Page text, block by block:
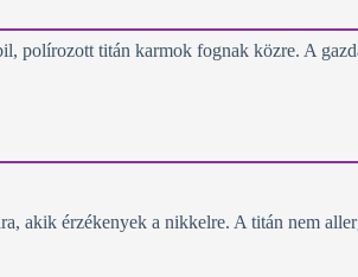
polírozott titán karmok fognak közre. A
akik érzékenyek a nikkelre. A titán nem